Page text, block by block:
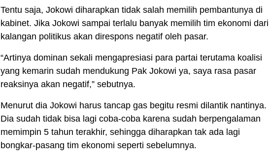
Tentu saja, Jokowi diharapkan tidak salah memilih pembantunya di
kabinet. Jika Jokowi sampai terlalu banyak memilih tim ekonomi dari
kalangan politikus akan direspons negatif oleh pasar.
“Artinya dominan sekali mengapresiasi para partai terutama koalisi
yang kemarin sudah mendukung Pak Jokowi ya, saya rasa pasar
reaksinya akan negatif,” sebutnya.
Menurut dia Jokowi harus tancap gas begitu resmi dilantik nantinya.
Dia sudah tidak bisa lagi coba-coba karena sudah berpengalaman
memimpin 5 tahun terakhir, sehingga diharapkan tak ada lagi
bongkar-pasang tim ekonomi seperti sebelumnya.